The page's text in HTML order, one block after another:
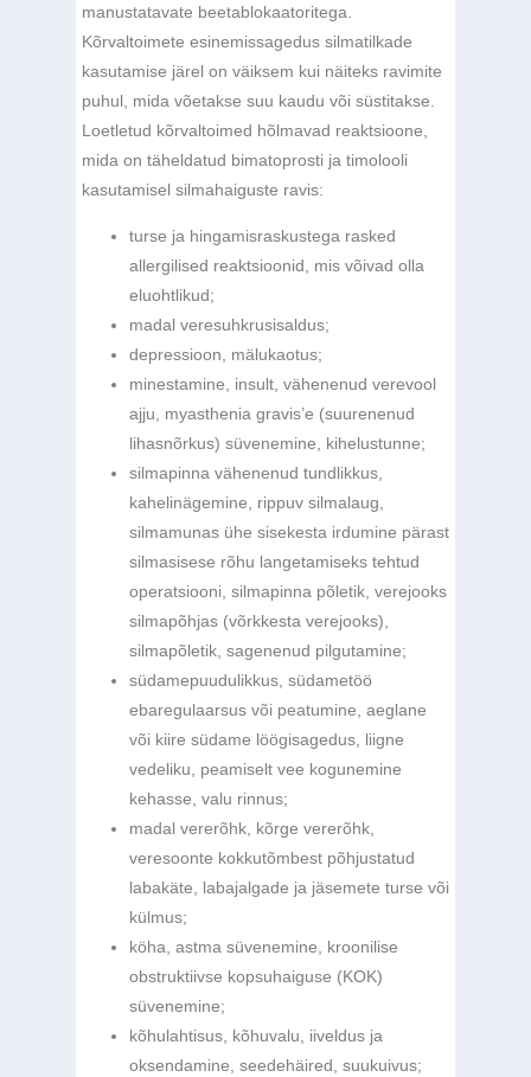
manustatavate beetablokaatoritega.
Kõrvaltoimete esinemissagedus silmatilkade
kasutamise järel on väiksem kui näiteks ravimite
puhul, mida võetakse suu kaudu või süstitakse.
Loetletud kõrvaltoimed hõlmavad reaktsioone,
mida on täheldatud bimatoprosti ja timolooli
kasutamisel silmahaiguste ravis:
turse ja hingamisraskustega rasked
allergilised reaktsioonid, mis võivad olla
eluohtlikud;
madal veresuhkrusisaldus;
depressioon, mälukaotus;
minestamine, insult, vähenenud verevool
ajju, myasthenia gravis’e (suurenenud
lihasnõrkus) süvenemine, kihelustunne;
silmapinna vähenenud tundlikkus,
kahelinägemine, rippuv silmalaug,
silmamunas ühe sisekesta irdumine pärast
silmasisese rõhu langetamiseks tehtud
operatsiooni, silmapinna põletik, verejooks
silmapõhjas (võrkkesta verejooks),
silmapõletik, sagenenud pilgutamine;
südamepuudulikkus, südametöö
ebaregulaarsus või peatumine, aeglane
või kiire südame löögisagedus, liigne
vedeliku, peamiselt vee kogunemine
kehasse, valu rinnus;
madal vererõhk, kõrge vererõhk,
veresoonte kokkutõmbest põhjustatud
labakäte, labajalgade ja jäsemete turse või
külmus;
köha, astma süvenemine, kroonilise
obstruktiivse kopsuhaiguse (KOK)
süvenemine;
kõhulahtisus, kõhuvalu, iiveldus ja
oksendamine, seedehäired, suukuivus;